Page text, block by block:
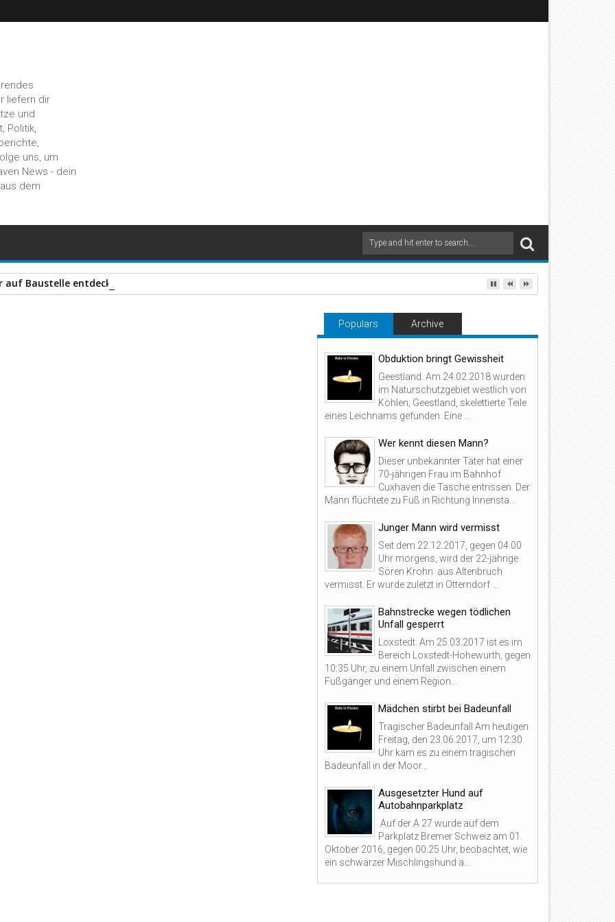
liefern dir
und
Politik,
uns, um
News - dein
dem
Baustelle entdeckt – Polizei stellt zahlreiche Gegenstände sicher
Populars Archive
Obduktion bringt Gewissheit
Geestland. Am 24.02.2018 wurden
im Naturschutzgebiet westlich von
Köhlen, Geestland, skelettierte Teile
eines Leichnams gefunden. Eine ...
Wer kennt diesen Mann?
Dieser unbekannter Täter hat einer
70-jährigen Frau im Bahnhof
Cuxhaven die Tasche entrissen. Der
Mann flüchtete zu Fuß in Richtung Innensta...
Junger Mann wird vermisst
Seit dem 22.12.2017, gegen 04.00
Uhr morgens, wird der 22-jährige
Sören Krohn aus Altenbruch
vermisst. Er wurde zuletzt in Otterndorf ...
Bahnstrecke wegen tödlichen
Unfall gesperrt
Loxstedt. Am 25.03.2017 ist es im
Bereich Loxstedt-Hohewurth, gegen
10:35 Uhr, zu einem Unfall zwischen einem
Fußgänger und einem Region...
Mädchen stirbt bei Badeunfall
Tragischer Badeunfall Am heutigen
Freitag, den 23.06.2017, um 12:30
Uhr kam es zu einem tragischen
Badeunfall in der Moor...
Ausgesetzter Hund auf
Autobahnparkplatz
Auf der A 27 wurde auf dem
Parkplatz Bremer Schweiz am 01.
Oktober 2016, gegen 00.25 Uhr, beobachtet, wie
ein schwarzer Mischlingshund a...